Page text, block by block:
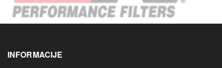
INFORMACIJE